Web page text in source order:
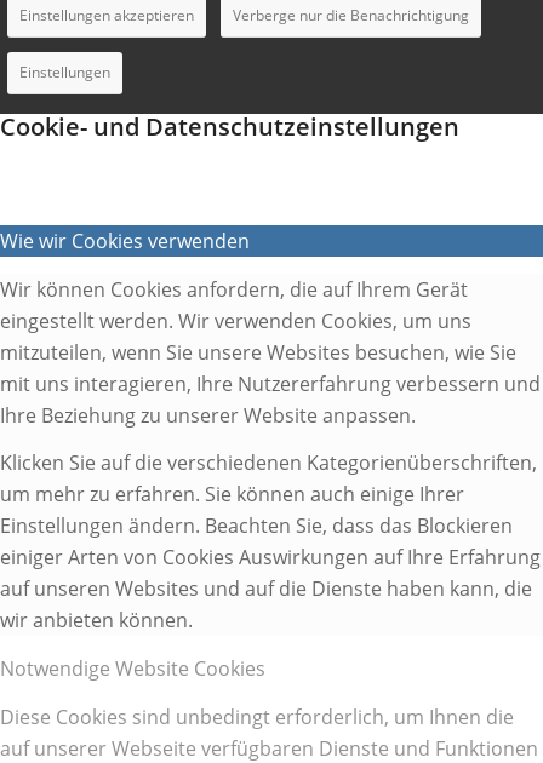
Einstellungen akzeptieren Verberge nur die Benachrichtigung
Einstellungen
Cookie- und Datenschutzeinstellungen
Wie wir Cookies verwenden
Wir können Cookies anfordern, die auf Ihrem Gerät
eingestellt werden. Wir verwenden Cookies, um uns
mitzuteilen, wenn Sie unsere Websites besuchen, wie Sie
mit uns interagieren, Ihre Nutzererfahrung verbessern und
Ihre Beziehung zu unserer Website anpassen.
Klicken Sie auf die verschiedenen Kategorienüberschriften,
um mehr zu erfahren. Sie können auch einige Ihrer
Einstellungen ändern. Beachten Sie, dass das Blockieren
einiger Arten von Cookies Auswirkungen auf Ihre Erfahrung
auf unseren Websites und auf die Dienste haben kann, die
wir anbieten können.
Notwendige Website Cookies
Diese Cookies sind unbedingt erforderlich, um Ihnen die
auf unserer Webseite verfügbaren Dienste und Funktionen